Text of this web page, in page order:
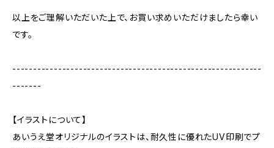
以上をご理解いただいた上で、お買い求めいただけましたら幸い
です。
------------------------------------------------------------
-------
【イラストについて】
あいうえ堂オリジナルのイラストは、耐久性に優れたUV印刷でプ